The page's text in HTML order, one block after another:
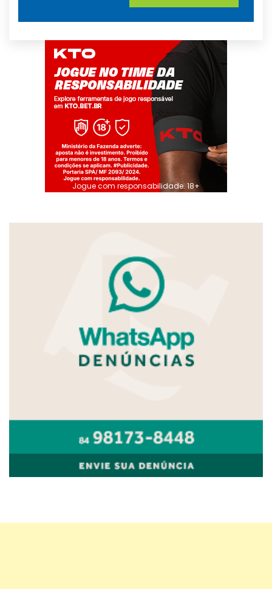
Jogue com responsabilidade. 18+